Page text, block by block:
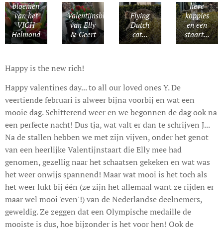
bloemen
van het
VICH
Helmond
Valentijnsbloemen
van Elly
& Geert
Flying
Dutch
cat...
lieve
koppies
en een
staart...
Happy is the new rich!
Happy valentines day... to all our loved ones Y. De
veertiende februari is alweer bijna voorbij en wat een
mooie dag. Schitterend weer en we begonnen de dag ook na
een perfecte nacht! Dus tja, wat valt er dan te schrijven J...
Na de stallen hebben we met zijn vijven, onder het genot
van een heerlijke Valentijnstaart die Elly mee had
genomen, gezellig naar het schaatsen gekeken en wat was
het weer onwijs spannend! Maar wat mooi is het toch als
het weer lukt bij één (ze zijn het allemaal want ze rijden er
maar wel mooi 'even'!) van de Nederlandse deelnemers,
geweldig. Ze zeggen dat een Olympische medaille de
mooiste is dus, hoe bijzonder is het voor hen! Ook de